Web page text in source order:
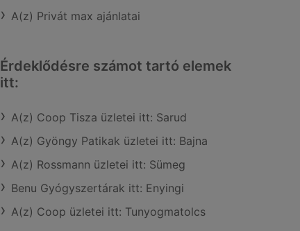
A(z) Privát max ajánlatai
Érdeklődésre számot tartó elemek
itt:
A(z) Coop Tisza üzletei itt: Sarud
A(z) Gyöngy Patikak üzletei itt: Bajna
A(z) Rossmann üzletei itt: Sümeg
Benu Gyógyszertárak itt: Enyingi
A(z) Coop üzletei itt: Tunyogmatolcs